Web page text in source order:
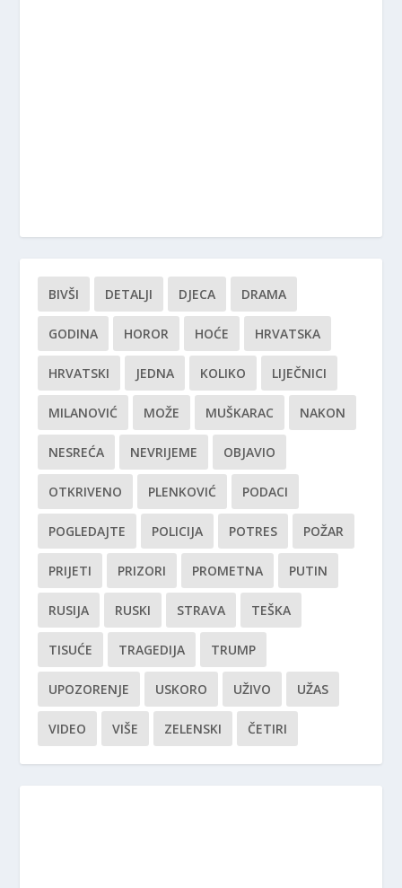
BIVŠI DETALJI DJECA DRAMA
GODINA HOROR HOĆE HRVATSKA
HRVATSKI JEDNA KOLIKO LIJEČNICI
MILANOVIĆ MOŽE MUŠKARAC NAKON
NESREĆA NEVRIJEME OBJAVIO
OTKRIVENO PLENKOVIĆ PODACI
POGLEDAJTE POLICIJA POTRES POŽAR
PRIJETI PRIZORI PROMETNA PUTIN
RUSIJA RUSKI STRAVA TEŠKA
TISUĆE TRAGEDIJA TRUMP
UPOZORENJE USKORO UŽIVO UŽAS
VIDEO VIŠE ZELENSKI ČETIRI